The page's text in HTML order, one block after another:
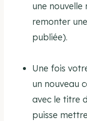
une
remonter
publiée).
Une fois
un nouveau
avec le titre
puisse